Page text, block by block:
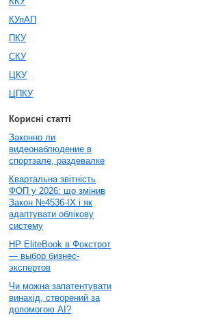
КУпАП
ПКУ
СКУ
ЦКУ
ЦПКУ
Корисні статті
Законно ли
видеонаблюдение в
спортзале, раздевалке
Квартальна звітність
ФОП у 2026: що змінив
Закон №4536-IX і як
адаптувати облікову
систему
HP EliteBook в Фокстрот
— выбор бизнес-
экспертов
Чи можна запатентувати
винахід, створений за
допомогою AI?